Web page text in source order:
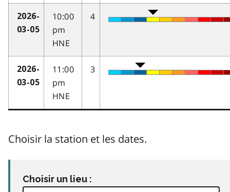
2026-
03-05
10:00
pm
HNE
4
2026-
03-05
11:00
pm
HNE
3
Choisir la station et les dates.
Choisir un lieu :